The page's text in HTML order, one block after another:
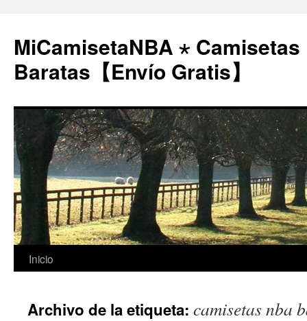
MiCamisetaNBA ⋆ Camisetas
Baratas【Envío Gratis】
Saltar
contenido
Inicio
Archivo de la etiqueta: camisetas nba